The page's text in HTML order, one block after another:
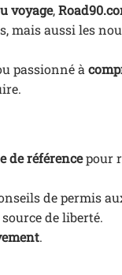
voyage,
mais aussi les
passionné à
de référencepour
de permis
de liberté.
.